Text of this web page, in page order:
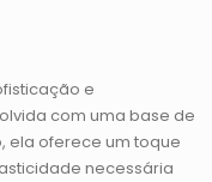
e
com uma base de
ela oferece um toque
necessária